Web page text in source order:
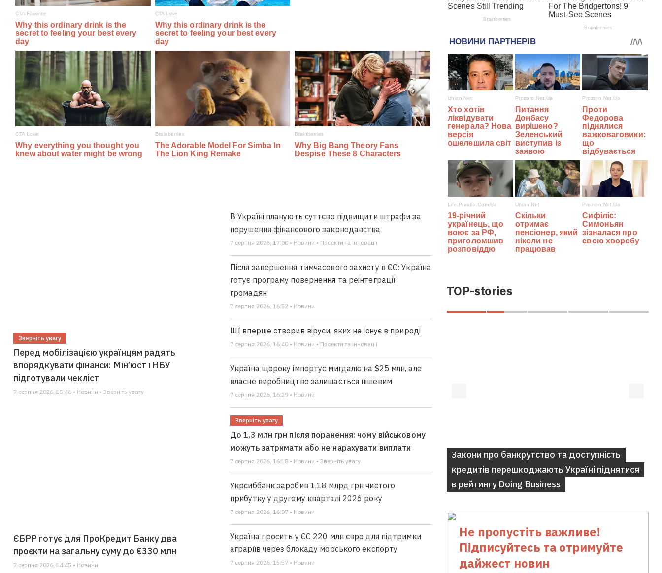
Зверніть увагу
Перед мобілізацією українцям радять
впорядкувати фінанси: Мін’юст і НБУ
підготували чекліст
7 серпня 2026, 15:46 • Новини • Зверніть увагу
ЄБРР готує для ПроКредит Банку два
проєкти на загальну суму до €330 млн
7 серпня 2026, 14:45 • Новини
В Україні планують суттєво підвищити штрафи за
порушення фінансового законодавства
7 серпня 2026, 17:00 • Новини • Проекти та інновації
Після завершення тимчасового захисту в ЄС: Україна
готує програму повернення та реінтеграції
громадян
7 серпня 2026, 16:52 • Новини
ШІ вперше створив віруси, яких не існує в природі
7 серпня 2026, 16:40 • Новини • Проекти та інновації
Україна щороку імпортує мигдалю на $25 млн, але
власне виробництво залишається нішевим
7 серпня 2026, 16:29 • Новини
Зверніть увагу
До 1,3 млн грн після поранення: чому військовому
можуть затримати або не нарахувати виплати
7 серпня 2026, 16:18 • Новини • Зверніть увагу
Укрсиббанк заробив 1,18 млрд грн чистого
прибутку у другому кварталі 2026 року
7 серпня 2026, 16:07 • Новини
Україна просить у ЄС 220 млн євро для підтримки
аграріїв через блокаду морського експорту
7 серпня 2026, 15:57 • Новини
TOP-stories
Закони про банкрутство та доступність
кредитів перешкоджають Україні піднятися
в рейтингу Doing Business
Не пропустіть важливе!
Підписуйтесь та отримуйте
дайжест новин